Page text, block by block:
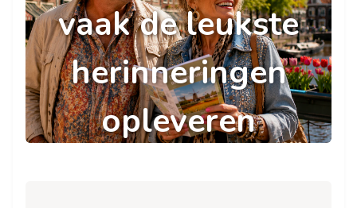
vaak de leukste
herinneringen
opleveren